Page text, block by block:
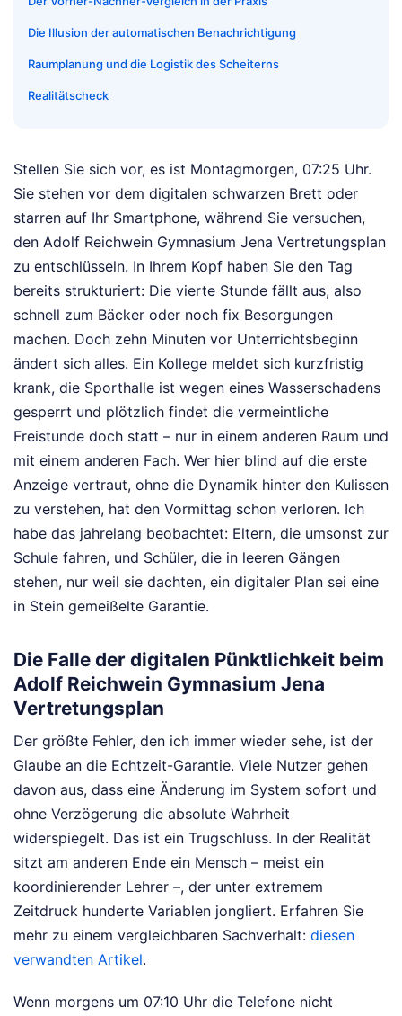
Die Illusion der automatischen Benachrichtigung
Raumplanung und die Logistik des Scheiterns
Realitätscheck
Stellen Sie sich vor, es ist Montagmorgen, 07:25 Uhr.
Sie stehen vor dem digitalen schwarzen Brett oder
starren auf Ihr Smartphone, während Sie versuchen,
den Adolf Reichwein Gymnasium Jena Vertretungsplan
zu entschlüsseln. In Ihrem Kopf haben Sie den Tag
bereits strukturiert: Die vierte Stunde fällt aus, also
schnell zum Bäcker oder noch fix Besorgungen
machen. Doch zehn Minuten vor Unterrichtsbeginn
ändert sich alles. Ein Kollege meldet sich kurzfristig
krank, die Sporthalle ist wegen eines Wasserschadens
gesperrt und plötzlich findet die vermeintliche
Freistunde doch statt – nur in einem anderen Raum und
mit einem anderen Fach. Wer hier blind auf die erste
Anzeige vertraut, ohne die Dynamik hinter den Kulissen
zu verstehen, hat den Vormittag schon verloren. Ich
habe das jahrelang beobachtet: Eltern, die umsonst zur
Schule fahren, und Schüler, die in leeren Gängen
stehen, nur weil sie dachten, ein digitaler Plan sei eine
in Stein gemeißelte Garantie.
Die Falle der digitalen Pünktlichkeit beim
Adolf Reichwein Gymnasium Jena
Vertretungsplan
Der größte Fehler, den ich immer wieder sehe, ist der
Glaube an die Echtzeit-Garantie. Viele Nutzer gehen
davon aus, dass eine Änderung im System sofort und
ohne Verzögerung die absolute Wahrheit
widerspiegelt. Das ist ein Trugschluss. In der Realität
sitzt am anderen Ende ein Mensch – meist ein
koordinierender Lehrer –, der unter extremem
Zeitdruck hunderte Variablen jongliert. Erfahren Sie
mehr zu einem vergleichbaren Sachverhalt: diesen
verwandten Artikel.
Wenn morgens um 07:10 Uhr die Telefone nicht